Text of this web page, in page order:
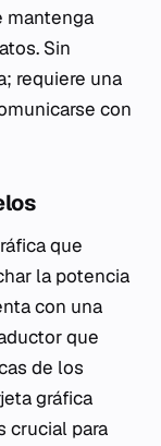
mantenga
Sin
requiere una
con
que
la potencia
con una
que
de los
gráfica
crucial para